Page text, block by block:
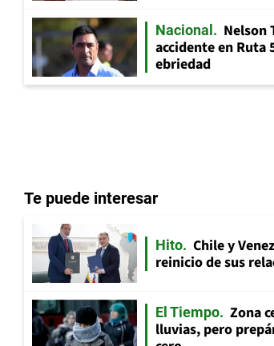
Nacional
Nelson
accidente en Ruta
ebriedad
Te puede interesar
Hito
Chile y
reinicio de sus
El Tiempo
Zona
lluvias, pero